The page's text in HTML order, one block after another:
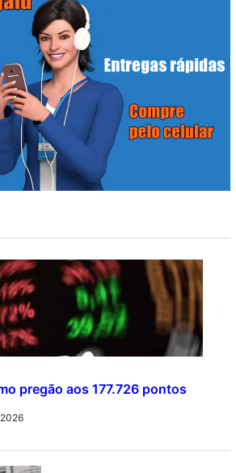
pregão aos 177.726 pontos